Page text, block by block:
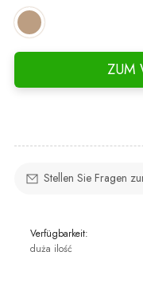
ZUM
Stellen Sie Fragen
Verfügbarkeit:
duża ilość